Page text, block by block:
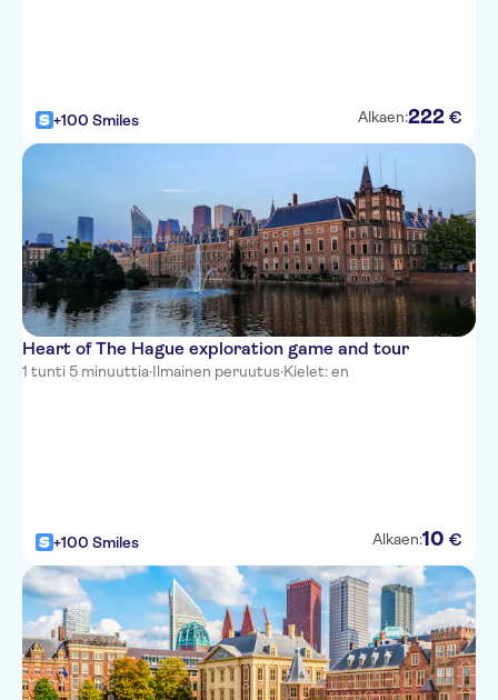
+100 Smiles Alkaen:222 €
Heart of The Hague exploration game and tour
1 tunti 5 minuuttia·Ilmainen peruutus·Kielet: en
+100 Smiles Alkaen:10 €